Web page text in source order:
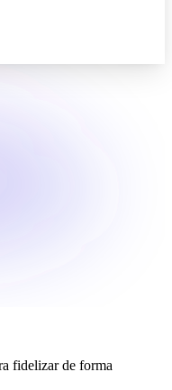
fidelizar de forma